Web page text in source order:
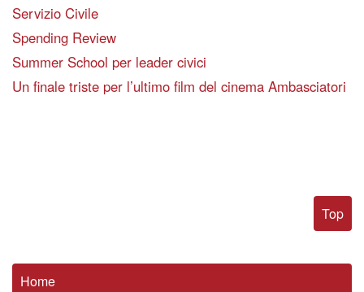
Servizio Civile
Spending Review
Summer School per leader civici
Un finale triste per l’ultimo film del cinema Ambasciatori
Top
Home